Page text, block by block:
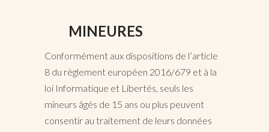
MINEURES
Conformément aux dispositions de l’article
8 du règlement européen 2016/679 et à la
loi Informatique et Libertés, seuls les
mineurs âgés de 15 ans ou plus peuvent
consentir au traitement de leurs données